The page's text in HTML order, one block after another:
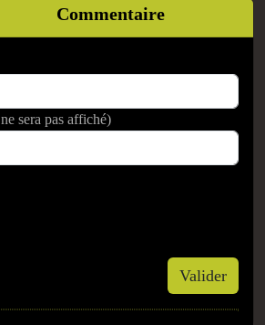
Commentaire
sera pas affiché)
Valider